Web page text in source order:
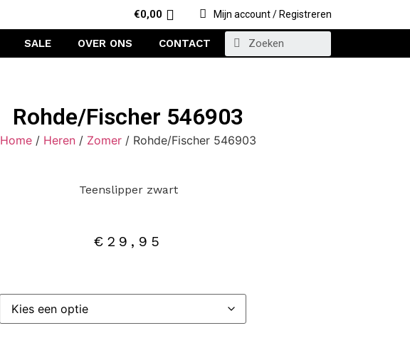
€0,00 Mijn account / Registreren
SALE OVER ONS CONTACT
Rohde/Fischer 546903
Home / Heren / Zomer / Rohde/Fischer 546903
Teenslipper zwart
€ 29,95